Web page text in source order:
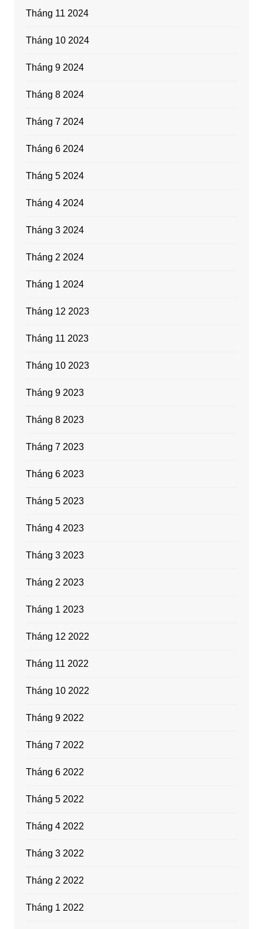
Tháng 11 2024
Tháng 10 2024
Tháng 9 2024
Tháng 8 2024
Tháng 7 2024
Tháng 6 2024
Tháng 5 2024
Tháng 4 2024
Tháng 3 2024
Tháng 2 2024
Tháng 1 2024
Tháng 12 2023
Tháng 11 2023
Tháng 10 2023
Tháng 9 2023
Tháng 8 2023
Tháng 7 2023
Tháng 6 2023
Tháng 5 2023
Tháng 4 2023
Tháng 3 2023
Tháng 2 2023
Tháng 1 2023
Tháng 12 2022
Tháng 11 2022
Tháng 10 2022
Tháng 9 2022
Tháng 7 2022
Tháng 6 2022
Tháng 5 2022
Tháng 4 2022
Tháng 3 2022
Tháng 2 2022
Tháng 1 2022